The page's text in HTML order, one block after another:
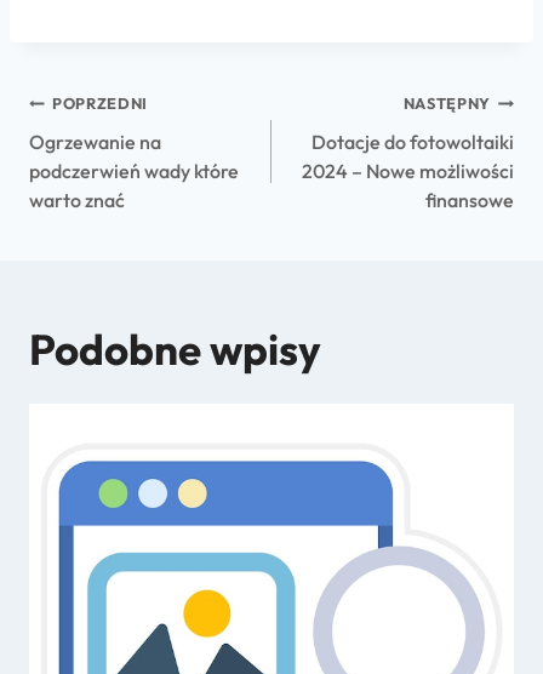
POPRZEDNI
Ogrzewanie na
podczerwień wady które
warto znać
NASTĘPNY
Dotacje do fotowoltaiki
2024 – Nowe możliwości
finansowe
Podobne wpisy